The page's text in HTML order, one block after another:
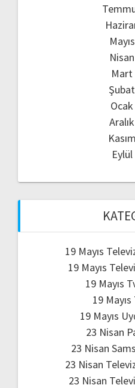
Mart
19 Mayıs
19 Mayıs
19 Mayıs
19
19 Mayıs
23 Nisan
23 Nisan
23 Nisan
23 Nisan